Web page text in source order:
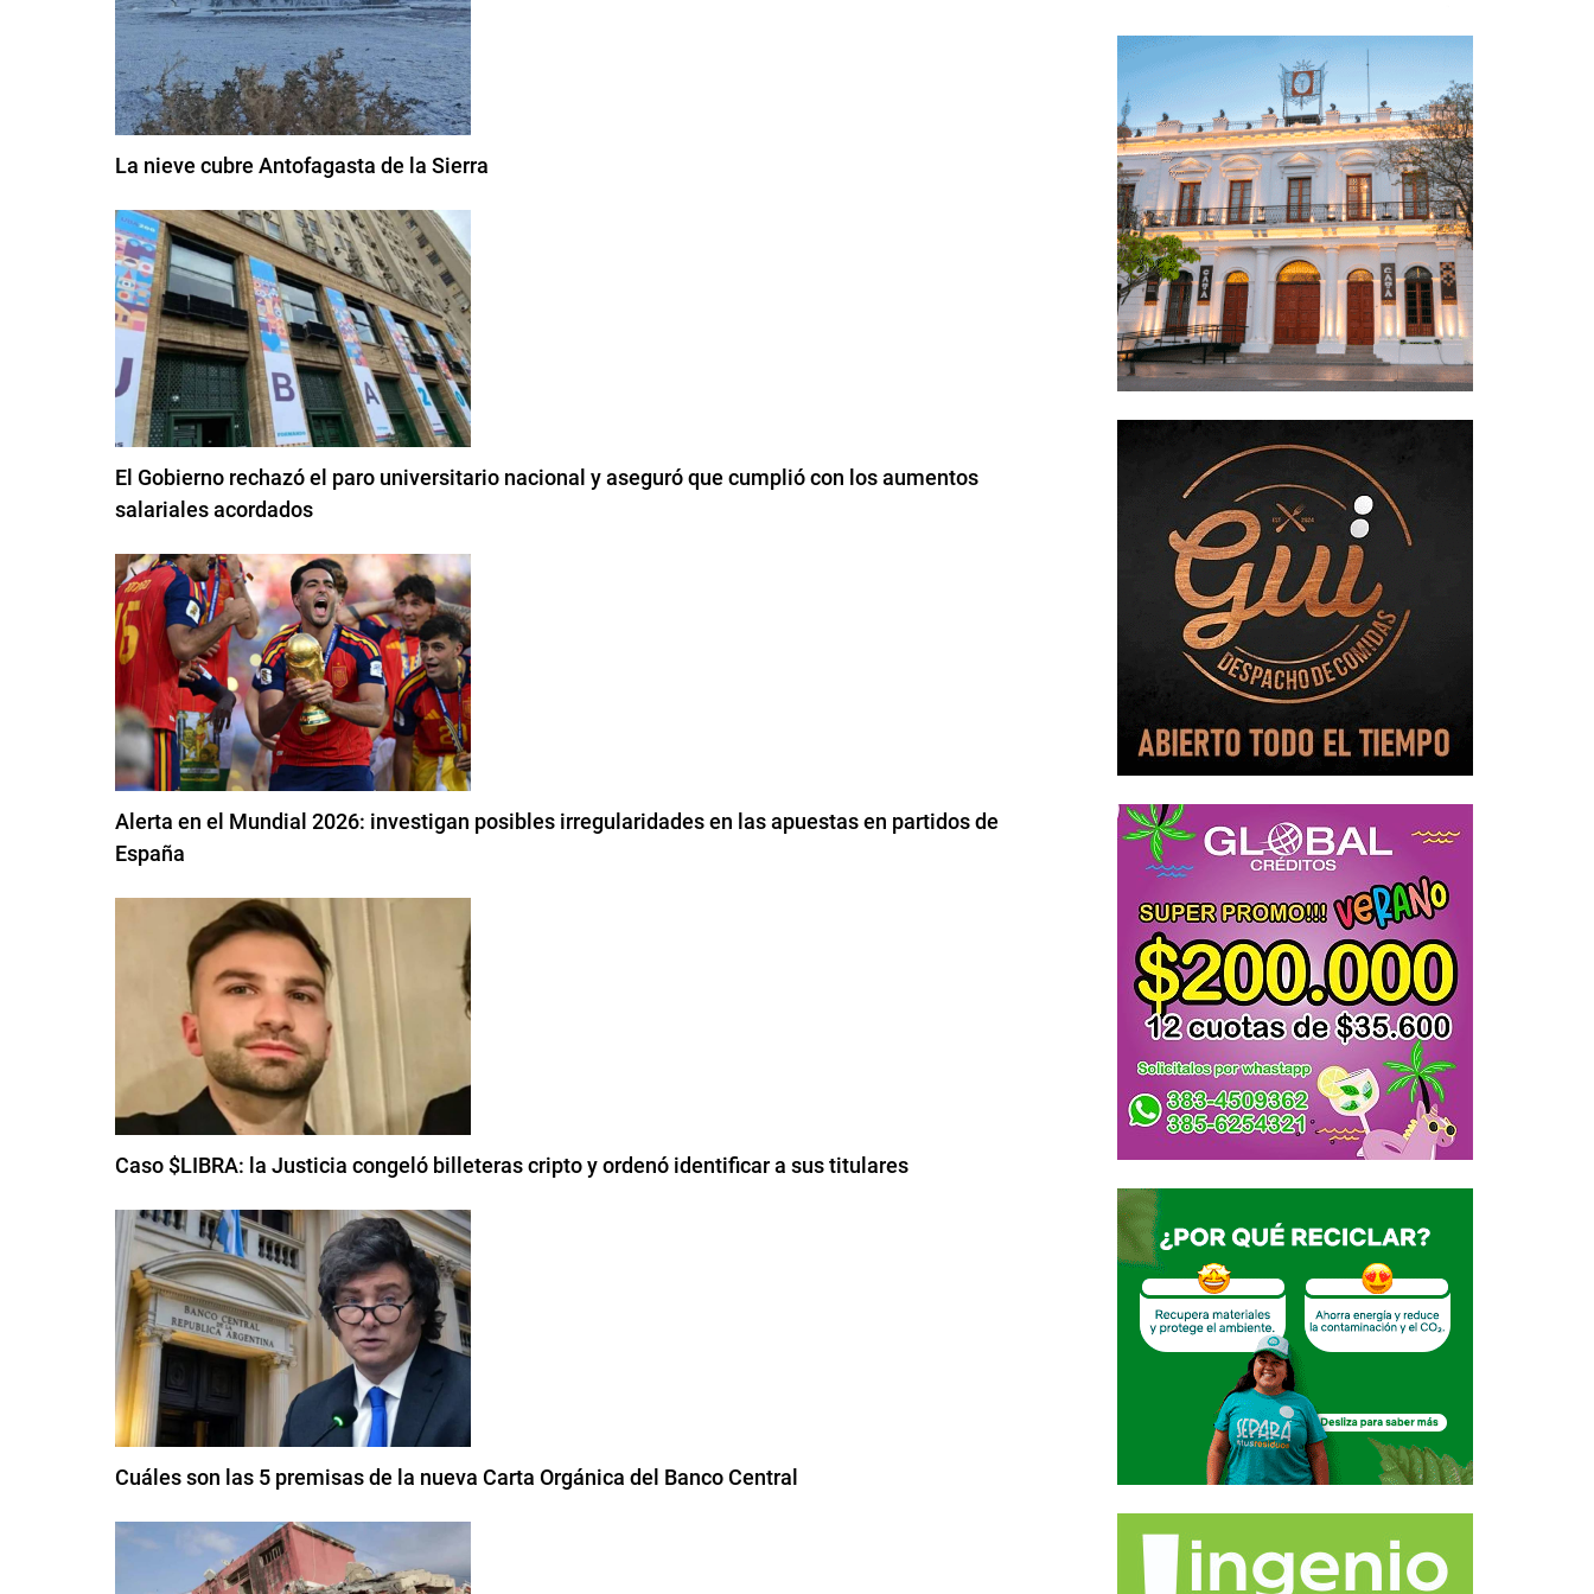
La nieve cubre Antofagasta de la Sierra
El Gobierno rechazó el paro universitario nacional y aseguró que cumplió con los aumentos
salariales acordados
Alerta en el Mundial 2026: investigan posibles irregularidades en las apuestas en partidos de
España
Caso $LIBRA: la Justicia congeló billeteras cripto y ordenó identificar a sus titulares
Cuáles son las 5 premisas de la nueva Carta Orgánica del Banco Central